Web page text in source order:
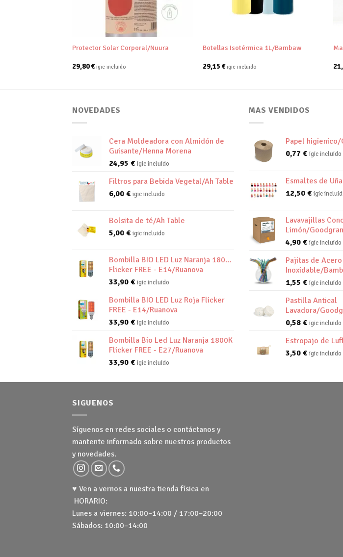
Protector Solar Corporal/Nuura
29,80€ igic incluido
Botellas Isotérmica 1L/Bambaw
29,15€ igic incluido
NOVEDADES
Cera Moldeadora con Almidón de
Guisante/Henna Morena
24,95 € igic incluido
Filtros para Bebida Vegetal/Ah Table
6,00 € igic incluido
Bolsita de té/Ah Table
5,00 € igic incluido
Bombilla BIO LED Luz Naranja 1800K
Flicker FREE - E14/Ruanova
33,90 € igic incluido
Bombilla BIO LED Luz Roja Flicker
FREE - E14/Ruanova
33,90 € igic incluido
Bombilla Bio Led Luz Naranja 1800K
Flicker FREE - E27/Ruanova
33,90 € igic incluido
MAS VENDIDOS
Papel
0,77 € igic incluido
Esmaltes de
12,50 € igic
Lavavajillas
Limón/
4,90 € igic incluido
Pajitas de Acero
Inoxidable/
1,55 € igic incluido
Pastilla Antical
Lavadora/
0,58 € igic incluido
Estropajo de
3,50 € igic incluido
SIGUENOS
Síguenos en redes sociales o contáctanos y
mantente informado sobre nuestros productos
y novedades.
♥ Ven a vernos a nuestra tienda física en
HORARIO:
Lunes a viernes: 10:00–14:00 / 17:00–20:00
Sábados: 10:00–14:00